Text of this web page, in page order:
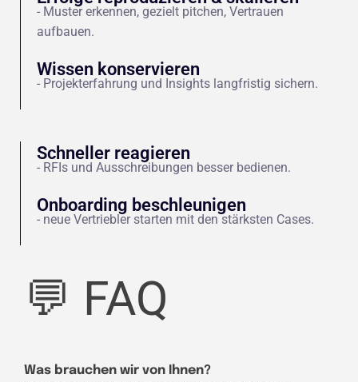
- Muster erkennen, gezielt pitchen, Vertrauen
aufbauen.
Wissen konservieren
- Projekterfahrung und Insights langfristig sichern.
Schneller reagieren
- RFIs und Ausschreibungen besser bedienen.
Onboarding beschleunigen
- neue Vertriebler starten mit den stärksten Cases.
💬 FAQ
Was brauchen wir von Ihnen?